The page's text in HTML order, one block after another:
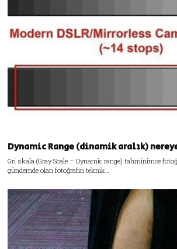
Dynamic Range (dinamik aralık)
Gri skala (Gray Scale – Dynamic range) tahminimce
gündemde olan fotoğrafın teknik…